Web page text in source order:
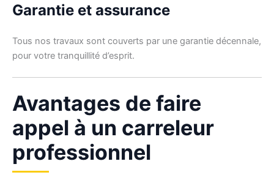
Garantie et assurance
Tous nos travaux sont couverts par une garantie décennale,
pour votre tranquillité d’esprit.
Avantages de faire
appel à un carreleur
professionnel